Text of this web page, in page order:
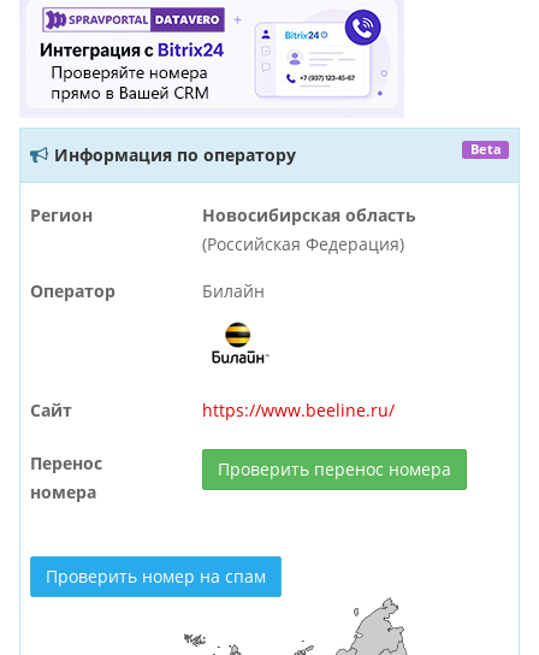
Информация по оператору Beta
Регион
Новосибирская область
(Российская Федерация)
Оператор Билайн
Сайт https://www.beeline.ru/
Перенос
номера
Проверить перенос номера
Проверить номер на спам